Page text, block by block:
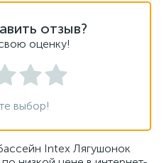
отзыв?
оценку!
выбор!
Intex Лягушонок